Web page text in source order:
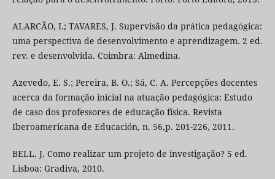
ALARCÃO, I.; TAVARES, J. Supervisão da prática pedagógica:
uma perspectiva de desenvolvimento e aprendizagem. 2 ed.
rev. e desenvolvida. Coimbra: Almedina.
Azevedo, E. S.; Pereira, B. O.; Sá, C. A. Percepções docentes
acerca da formação inicial na atuação pedagógica: Estudo
de caso dos professores de educação física. Revista
Iberoamericana de Educación, n. 56,p. 201-226, 2011.
BELL, J. Como realizar um projeto de investigação? 5 ed.
Lisboa: Gradiva, 2010.